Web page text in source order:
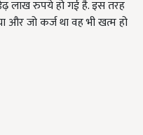
लाख रुपये हो गई है. इस तरह
और जो कर्ज था वह भी खत्म हो